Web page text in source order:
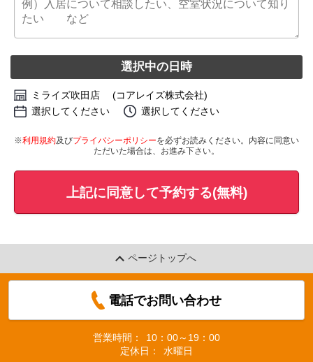
選択中の日時
ミライズ吹田店 (コアレイズ株式会社)
選択してください
選択してください
※利用規約及びプライバシーポリシーを必ずお読みください。内容に同意い
ただいた場合は、お進み下さい。
上記に同意して予約する(無料)
ページトップへ
電話でお問い合わせ
営業時間：
10：00～19：00
定休日：
水曜日